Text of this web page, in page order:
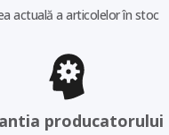
actuală a articolelor în stoc
producatorului